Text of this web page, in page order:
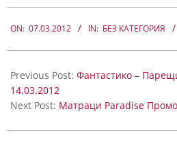
03-
ON: 07.03.2012 IN: БЕЗ КАТЕГОРИЯ
Previous Post: Фантастико –
14.03.2012
Next Post: Матраци Paradise